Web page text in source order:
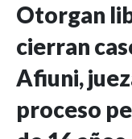
Otorgan
cierran
Afiuni,
proceso